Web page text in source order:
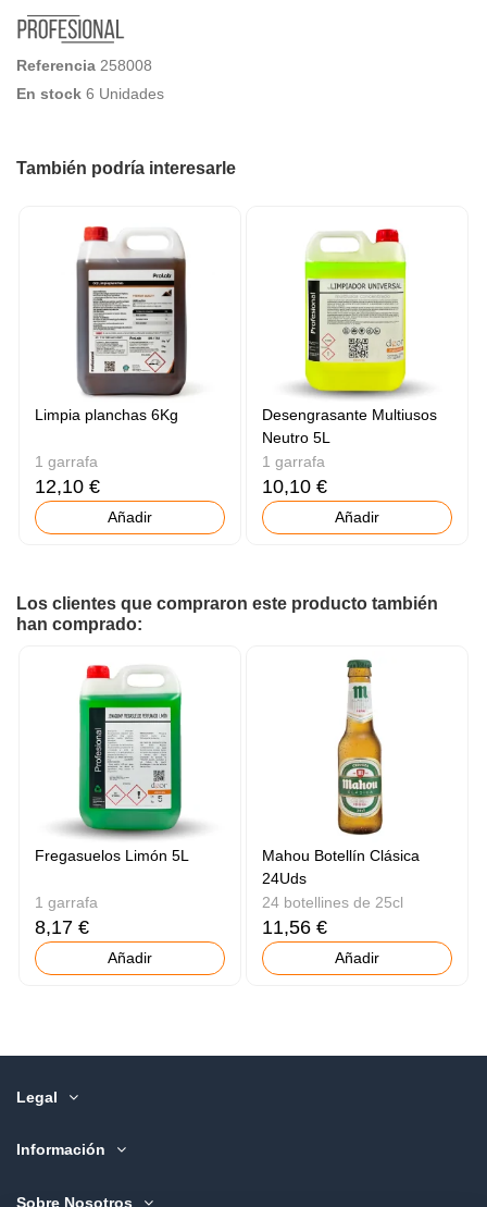
Referencia 258008
En stock 6 Unidades
También podría interesarle
Limpia planchas 6Kg
1 garrafa
12,10 €
Añadir
Desengrasante Multiusos
Neutro 5L
1 garrafa
10,10 €
Añadir
Los clientes que compraron este producto también
han comprado:
Fregasuelos Limón 5L
1 garrafa
8,17 €
Añadir
Mahou Botellín Clásica
24Uds
24 botellines de 25cl
11,56 €
Añadir
Legal
Información
Sobre Nosotros